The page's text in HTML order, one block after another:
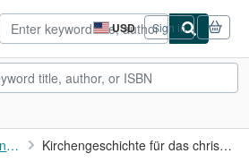
USD
Site
shopping
preferences
Sign in
Erwin Preuschen (hrsg.) Kirchengeschichte für das christliche Haus